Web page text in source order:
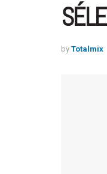
by Totalmix